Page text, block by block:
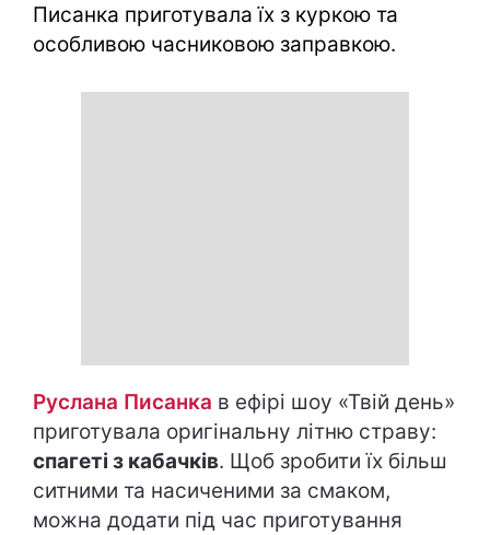
Писанка приготувала їх з куркою та
особливою часниковою заправкою.
Руслана Писанка в ефірі шоу «Твій день»
приготувала оригінальну літню страву:
спагеті з кабачків. Щоб зробити їх більш
ситними та насиченими за смаком,
можна додати під час приготування